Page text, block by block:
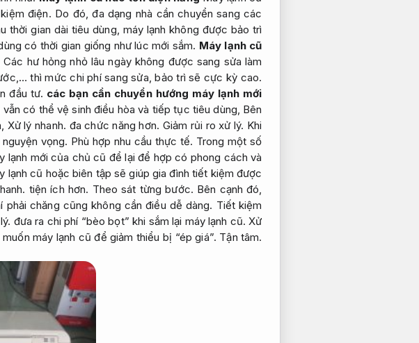
điện. Do đó, đa dạng nhà cần chuyển sang các
thời gian dài tiêu dùng, máy lạnh không được bảo trì
có thời gian giống như lúc mới sắm. Máy lạnh cũ
hư hỏng nhỏ lâu ngày không được sang sửa làm
thì mức chi phí sang sửa, bảo trì sẽ cực kỳ cao.
đầu tư. các bạn cần chuyển hướng máy lạnh mới
có thể vệ sinh điều hòa và tiếp tục tiêu dùng, Bên
Xử lý nhanh. đa chức năng hơn. Giảm rủi ro xử lý. Khi
vọng. Phù hợp nhu cầu thực tế. Trong một số
lạnh mới của chủ cũ để lại để hợp có phong cách và
lạnh cũ hoặc biên tập sẽ giúp gia đình tiết kiệm được
tiện ích hơn. Theo sát từng bước. Bên cạnh đó,
chăng cũng không cần điều dễ dàng. Tiết kiệm
đưa ra chi phí “bèo bọt” khi sắm lại máy lạnh cũ.Xử
máy lạnh cũ để giảm thiểu bị “ép giá”. Tận tâm.